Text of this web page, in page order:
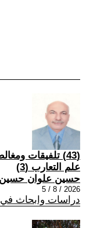
(43) تلفيقات
علم التعارب (3)
حسين علوان حسين
2026 / 8 / 5
دراسات وابحاث في